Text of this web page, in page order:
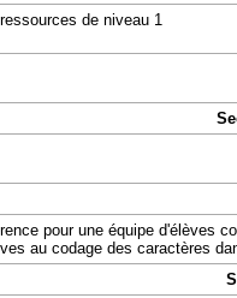
de niveau 1
pour une équipe d'élèves
au codage des caractères